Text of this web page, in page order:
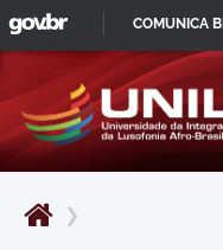
Pular
para
início
do
principal
❯
GOVBR
COMUNICA